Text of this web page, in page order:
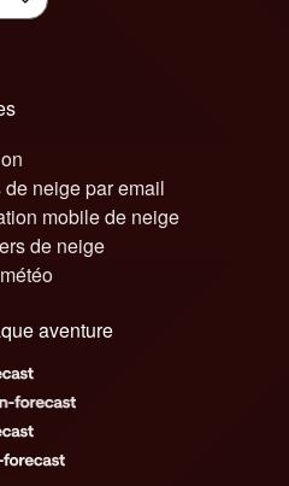
de neige par email
mobile de neige
de neige
aventure